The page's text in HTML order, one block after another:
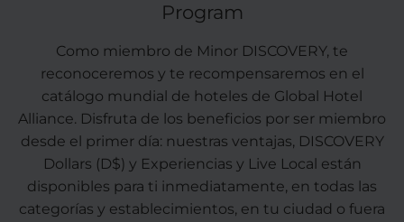
Program
Como miembro de Minor DISCOVERY, te
reconoceremos y te recompensaremos en el
catálogo mundial de hoteles de Global Hotel
Alliance. Disfruta de los beneficios por ser miembro
desde el primer día: nuestras ventajas, DISCOVERY
Dollars (D$) y Experiencias y Live Local están
disponibles para ti inmediatamente, en todas las
categorías y establecimientos, en tu ciudad o fuera